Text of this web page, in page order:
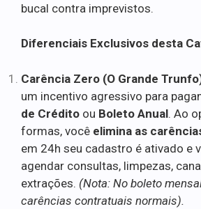
bucal contra imprevistos.
Diferenciais Exclusivos desta
Carência Zero (O Grande
um incentivo agressivo para
de Crédito ou Boleto Anual. Ao
formas, você elimina as
em 24h seu cadastro é ativado e
agendar consultas, limpezas,
extrações. (Nota: No boleto
carências contratuais normais).